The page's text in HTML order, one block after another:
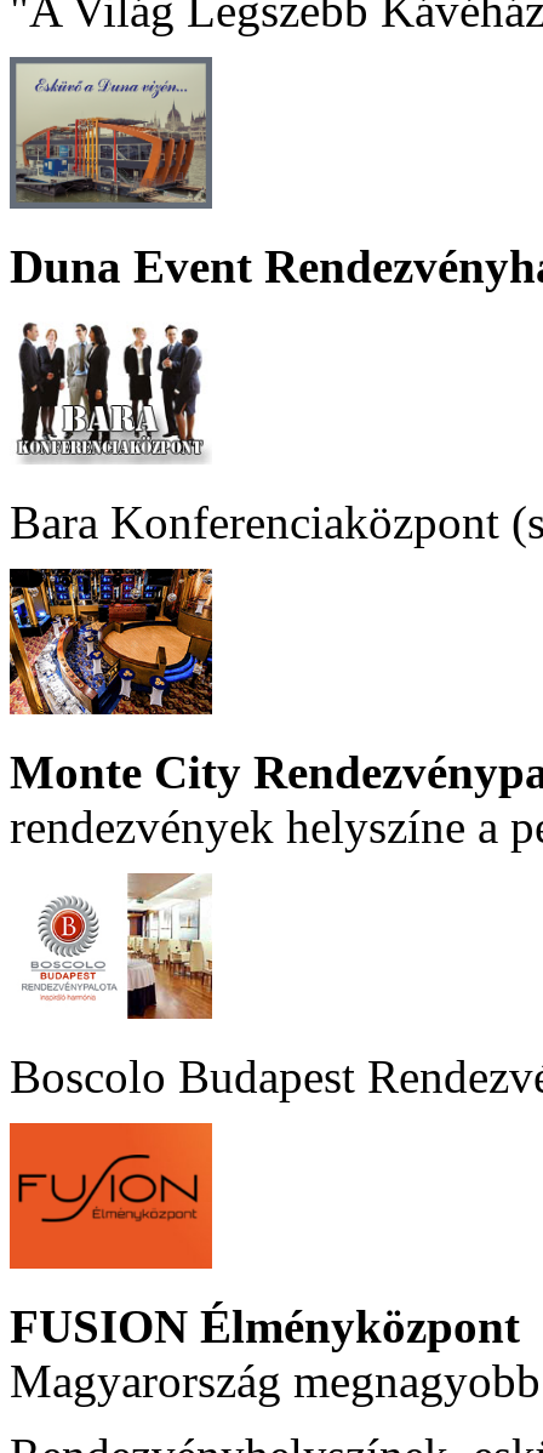
Duna Event
Bara Konferenciaközpont
Monte City
rendezvények helyszíne a
Boscolo Budapest
FUSION Élményközpont
Magyarország